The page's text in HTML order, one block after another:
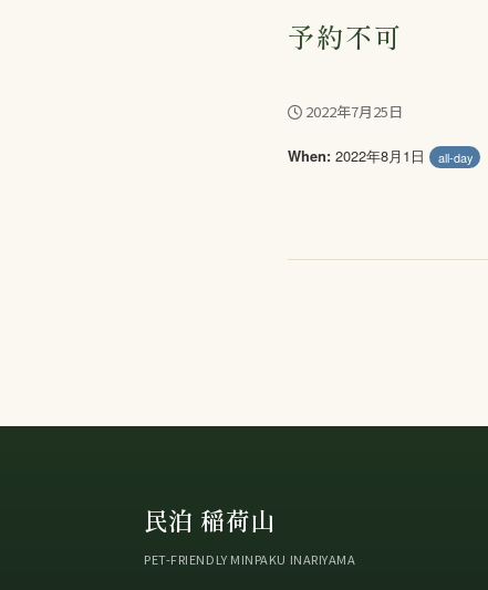
予約不可
2022年7月25日
When: 2022年8月1日 all-day
民泊 稲荷山
PET-FRIENDLY MINPAKU INARIYAMA